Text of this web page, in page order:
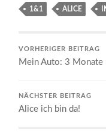
1&1 ALICE
VORHERIGER BEITRAG
Mein Auto: 3 Monate
NÄCHSTER BEITRAG
Alice ich bin da!